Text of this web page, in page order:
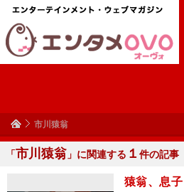
市川猿翁
「市川猿翁 」に関連する １ 件の記事
猿翁、息